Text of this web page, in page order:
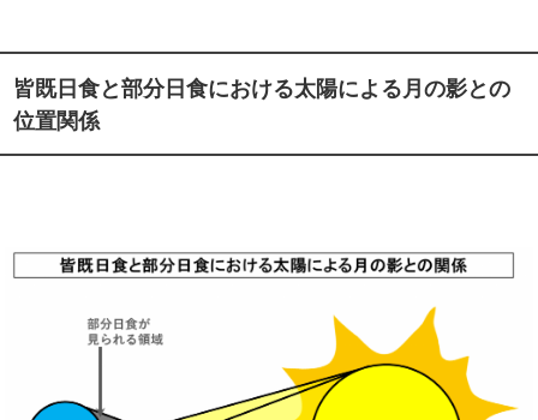
皆既日食と部分日食における太陽による月の影との
位置関係